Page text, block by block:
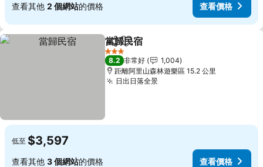
查看其他 2 個網站的價格 查看價格
分享 加入我的最愛
當歸民宿
3 星級
8.2 非常好
1,004
距離阿里山森林遊樂區 15.2 公里
日出日落全景查看價格
低至 $3,597
查看其他 3 個網站的價格 查看價格